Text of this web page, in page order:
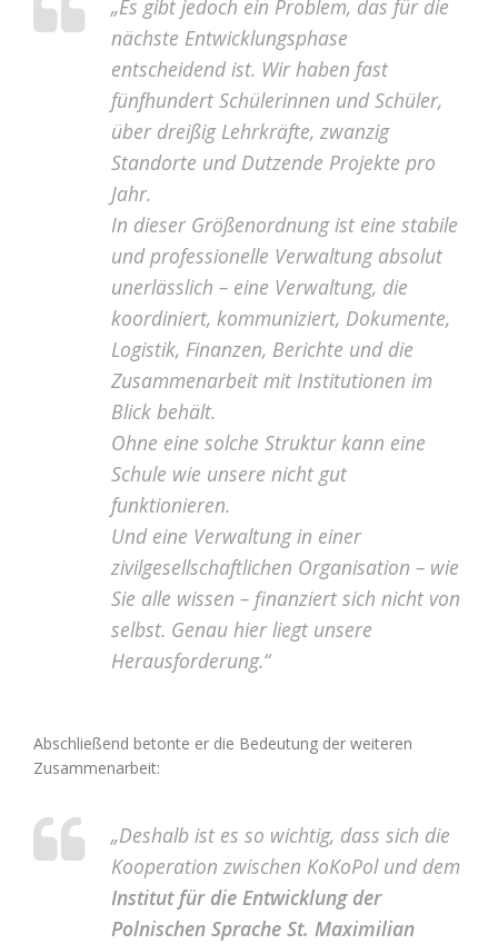
„Es gibt jedoch ein Problem, das für die
nächste Entwicklungsphase
entscheidend ist. Wir haben fast
fünfhundert Schülerinnen und Schüler,
über dreißig Lehrkräfte, zwanzig
Standorte und Dutzende Projekte pro
Jahr.
In dieser Größenordnung ist eine stabile
und professionelle Verwaltung absolut
unerlässlich – eine Verwaltung, die
koordiniert, kommuniziert, Dokumente,
Logistik, Finanzen, Berichte und die
Zusammenarbeit mit Institutionen im
Blick behält.
Ohne eine solche Struktur kann eine
Schule wie unsere nicht gut
funktionieren.
Und eine Verwaltung in einer
zivilgesellschaftlichen Organisation – wie
Sie alle wissen – finanziert sich nicht von
selbst. Genau hier liegt unsere
Herausforderung.“
Abschließend betonte er die Bedeutung der weiteren
Zusammenarbeit:
„Deshalb ist es so wichtig, dass sich die
Kooperation zwischen KoKoPol und dem
Institut für die Entwicklung der
Polnischen Sprache St. Maximilian